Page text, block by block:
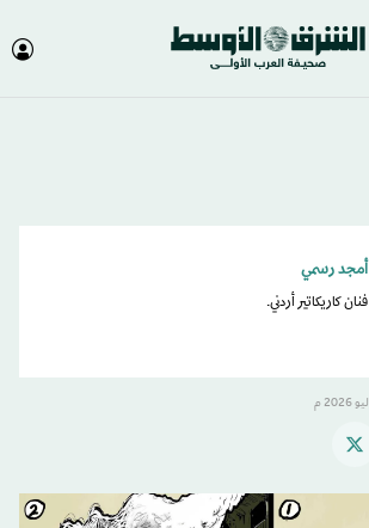
أمجد رسمي
فنان كاريكاتير أردني.